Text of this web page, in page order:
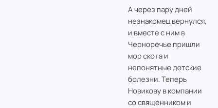
А через пару дней
незнакомец вернулся,
и вместе с ним в
Черноречье пришли
мор скота и
непонятные детские
болезни. Теперь
Новикову в компании
со священником и